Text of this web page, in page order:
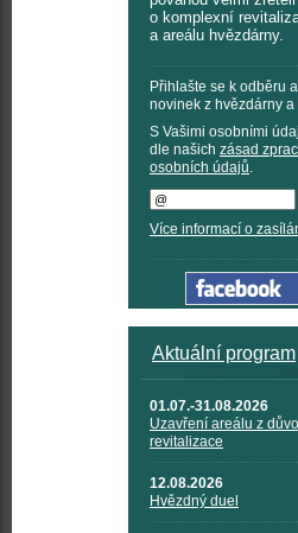
o komplexní
a areálu hvězdárny.
Přihlašte se k odběru
novinek z hvězdárny a
S Vašimi osobními
dle našich zásad
osobních údajů.
Více informací o
Aktuální program
01.07.-31.08.2026
Uzavření areálu z
revitalizace
12.08.2026
Hvězdný duel